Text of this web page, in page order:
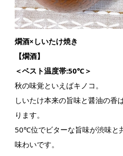
燗酒×しいたけ焼き
【燗酒】
＜ベスト温度帯:50℃＞
秋の味覚といえばキノコ。
しいたけ本来の旨味と醤油の香
ります。
50℃位でビターな旨味が渋味と
味わいです。